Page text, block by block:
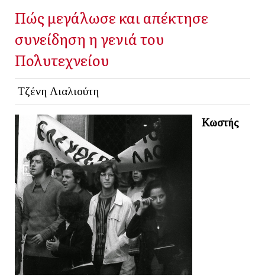
Πώς μεγάλωσε και απέκτησε
συνείδηση η γενιά του
Πολυτεχνείου
Τζένη Λιαλιούτη
Κωστής